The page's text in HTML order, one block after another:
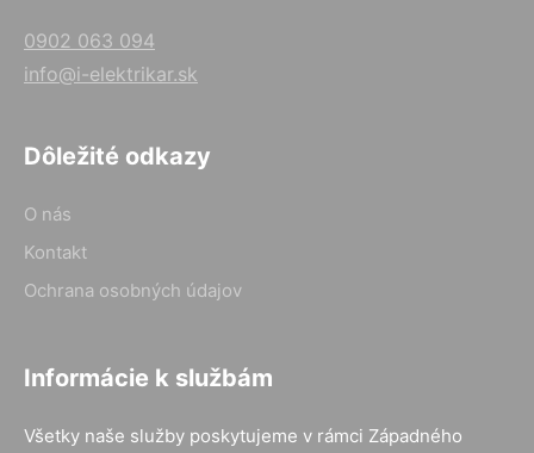
0902 063 094
info@i-elektrikar.sk
Dôležité odkazy
O nás
Kontakt
Ochrana osobných údajov
Informácie k službám
Všetky naše služby poskytujeme v rámci Západného